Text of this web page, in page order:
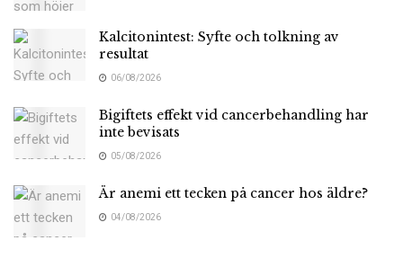
Kalcitonintest: Syfte och tolkning av
resultat
06/08/2026
Bigiftets effekt vid cancerbehandling har
inte bevisats
05/08/2026
Är anemi ett tecken på cancer hos äldre?
04/08/2026